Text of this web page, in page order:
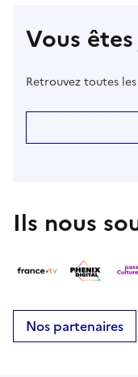
Vous
Retrouvez toutes
Ils nous
Nos partenaires